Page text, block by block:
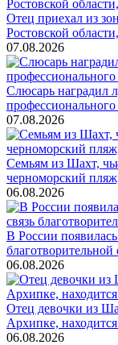
Отец приехал из
Ростовской
07.08.2026
Слюсарь наградил
профессионального
07.08.2026
Семьям из Шахт,
черноморский
06.08.2026
В России
благотворительной
06.08.2026
Отец девочки из
Архипке,
06.08.2026